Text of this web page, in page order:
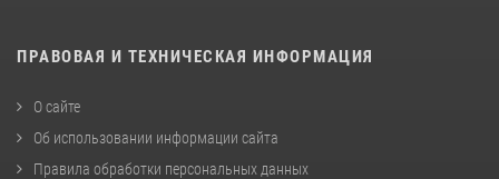
ПРАВОВАЯ И ТЕХНИЧЕСКАЯ ИНФОРМАЦИЯ
О сайте
Об использовании информации сайта
Правила обработки персональных данных